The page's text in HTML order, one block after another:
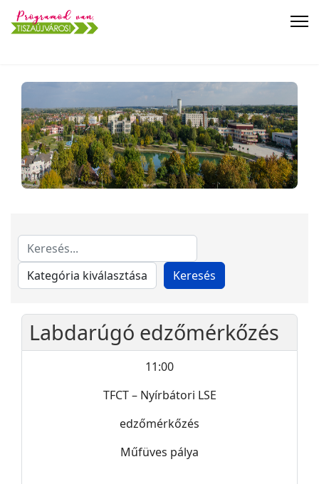
Labdarúgó edzőmérkőzés
11:00
TFCT – Nyírbátori LSE
edzőmérkőzés
Műfüves pálya